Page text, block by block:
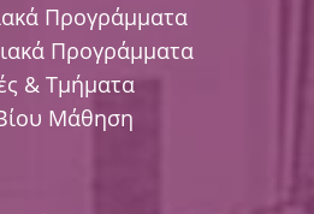
Προγράμματα
Προγράμματα
& Τμήματα
Μάθηση